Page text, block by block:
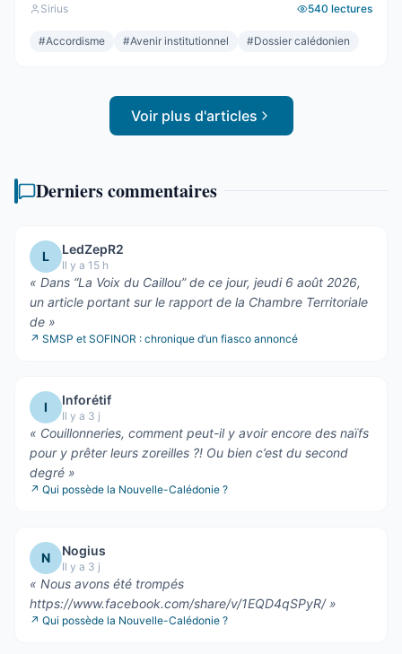
le soir même, dans les couloirs, loin des électeurs. Tout
cela compte. Tout cela a été décrit ici, semaine après
Sirius 540 lectures
#Accordisme #Avenir institutionnel #Dossier calédonien
Voir plus d'articles
Derniers commentaires
L LedZepR2
Il y a 15 h
« Dans “La Voix du Caillou” de ce jour, jeudi 6 août 2026,
un article portant sur le rapport de la Chambre Territoriale
de »
↗ SMSP et SOFINOR : chronique d’un fiasco annoncé
I Inforétif
Il y a 3 j
« Couillonneries, comment peut-il y avoir encore des naïfs
pour y prêter leurs zoreilles ?! Ou bien c’est du second
degré »
↗ Qui possède la Nouvelle-Calédonie ?
N Nogius
Il y a 3 j
« Nous avons été trompés
https://www.facebook.com/share/v/1EQD4qSPyR/»
↗ Qui possède la Nouvelle-Calédonie ?